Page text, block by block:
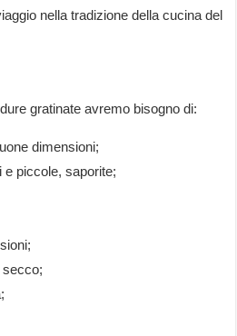
nella tradizione della cucina del
gratinate avremo bisogno di:
dimensioni;
e piccole, saporite;
secco;